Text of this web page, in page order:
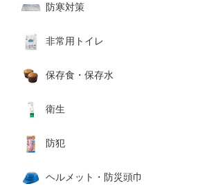
防寒対策
非常用トイレ
保存食・保存水
衛生
防犯
ヘルメット・防災頭巾